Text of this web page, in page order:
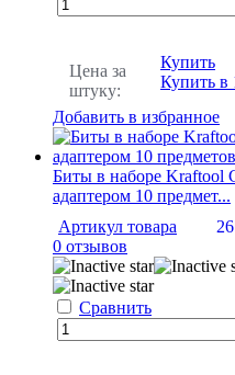
Цена за
штуку:
Купить
Купить в
Добавить в избранное
Биты в наборе Kraftool
адаптером 10 предмет...
Артикул товара
0 отзывов
Сравнить